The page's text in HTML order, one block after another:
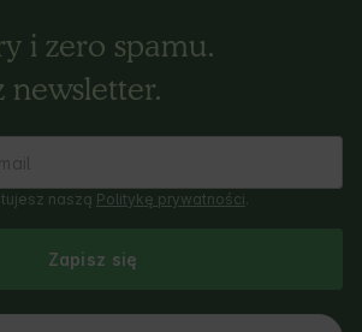
i zero spamu.
newsletter.
naszą Politykę prywatności.
Zapisz się